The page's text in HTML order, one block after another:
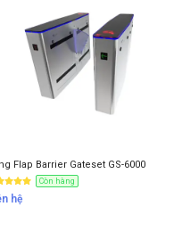
Flap Barrier Gateset GS-6000
Còn hàng
hệ
Không dùng